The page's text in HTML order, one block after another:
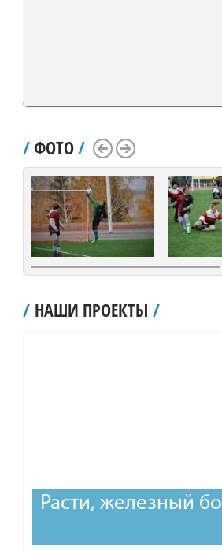
/ФОТО/
Scroll LeftScroll Right
/ НАШИ ПРОЕКТЫ /
Расти, железный